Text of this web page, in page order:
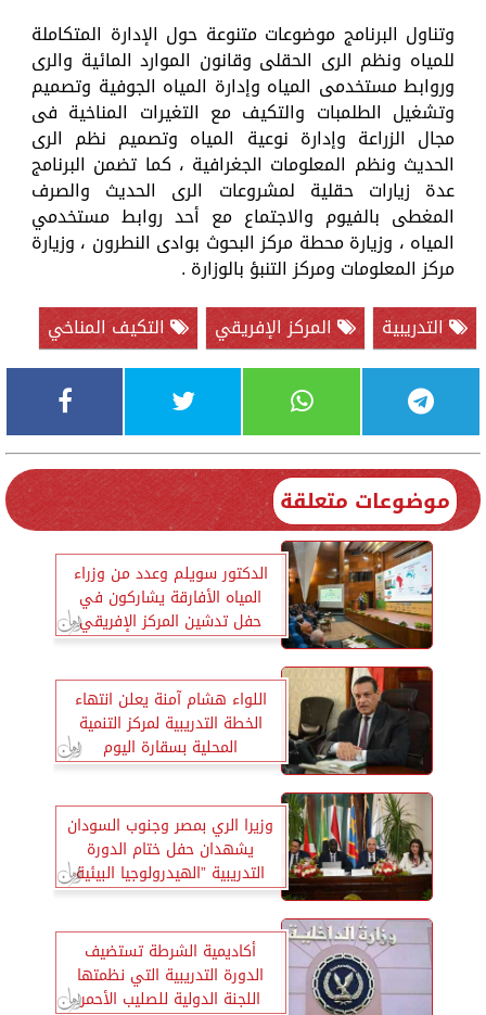
وتناول البرنامج موضوعات متنوعة حول الإدارة المتكاملة
للمياه ونظم الرى الحقلى وقانون الموارد المائية والرى
وروابط مستخدمى المياه وإدارة المياه الجوفية وتصميم
وتشغيل الطلمبات والتكيف مع التغيرات المناخية فى
مجال الزراعة وإدارة نوعية المياه وتصميم نظم الرى
الحديث ونظم المعلومات الجغرافية ، كما تضمن البرنامج
عدة زيارات حقلية لمشروعات الرى الحديث والصرف
المغطى بالفيوم والاجتماع مع أحد روابط مستخدمي
المياه ، وزيارة محطة مركز البحوث بوادى النطرون ، وزيارة
مركز المعلومات ومركز التنبؤ بالوزارة .
التدريبية
المركز الإفريقي التكيف المناخي
موضوعات متعلقة
الدكتور سويلم وعدد من وزراء
المياه الأفارقة يشاركون في
حفل تدشين المركز الإفريقي
للمياه والتكيف المناخي
اللواء هشام آمنة يعلن انتهاء
الخطة التدريبية لمركز التنمية
المحلية بسقارة اليوم
وزيرا الري بمصر وجنوب السودان
يشهدان حفل ختام الدورة
التدريبية ”الهيدرولوجيا البيئية
بالمناطق الجافة”
أكاديمية الشرطة تستضيف
الدورة التدريبية التي نظمتها
اللجنة الدولية للصليب الأحمر